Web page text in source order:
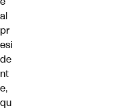
al
pr
esi
de
nt
e,
qu